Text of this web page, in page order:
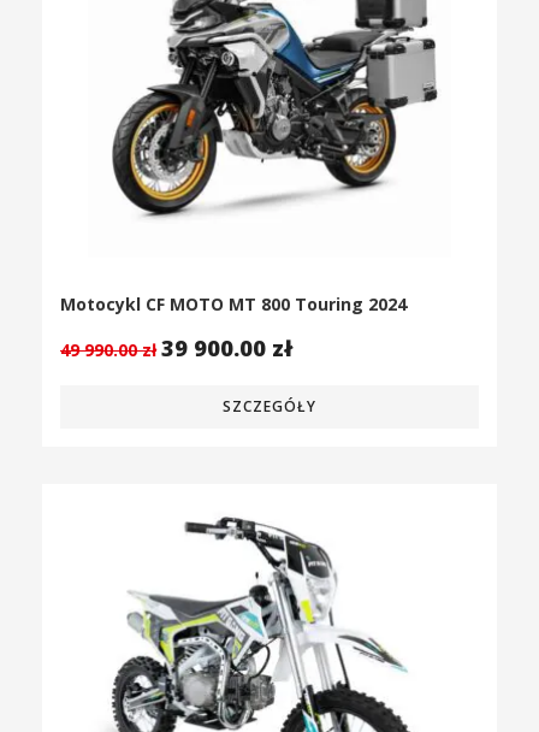
Motocykl CF MOTO MT 800 Touring 2024
49 990.00zł 39 900.00 zł
SZCZEGÓŁY